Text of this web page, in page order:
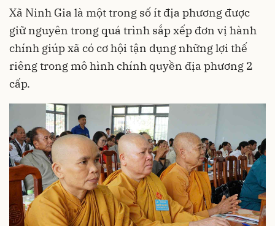
Xã Ninh Gia là một trong số ít địa phương được
giữ nguyên trong quá trình sắp xếp đơn vị hành
chính giúp xã có cơ hội tận dụng những lợi thế
riêng trong mô hình chính quyền địa phương 2
cấp.